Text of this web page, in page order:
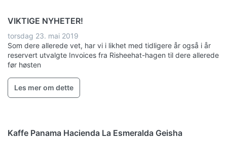
VIKTIGE NYHETER!
torsdag 23. mai 2019
Som dere allerede vet, har vi i likhet med tidligere år også i år
reservert utvalgte Invoices fra Risheehat-hagen til dere allerede
før høsten
Les mer om dette
Kaffe Panama Hacienda La Esmeralda Geisha